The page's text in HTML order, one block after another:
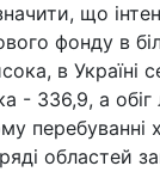
що
фонду в
в Україні
- 336,9, а
перебуванні
областей